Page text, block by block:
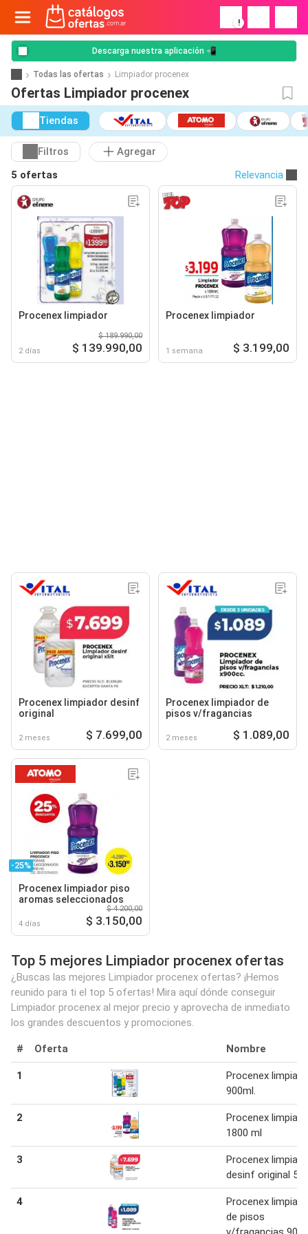
!
Descarga nuestra aplicación 📲
Todas las ofertas Limpiador procenex
Ofertas Limpiador procenex
Tiendas
Filtros
Agregar
5 ofertas
Relevancia
Procenex limpiador
2 días
$ 189.990,00
$ 139.990,00
Procenex limpiador
1 semana $ 3.199,00
Procenex limpiador desinf
original
2 meses $ 7.699,00
Procenex limpiador de
pisos v/fragancias
2 meses $ 1.089,00
-25%
Procenex limpiador piso
aromas seleccionados
4 días
$ 4.200,00
$ 3.150,00
Top 5 mejores Limpiador procenex ofertas
¿Buscas las mejores Limpiador procenex ofertas? ¡Hemos
reunido para ti el top 5 ofertas! Mira aquí dónde conseguir
Limpiador procenex al mejor precio y aprovecha de inmediato
los grandes descuentos y promociones.
# Oferta Nombre
1
Procenex
900ml.
2
Procenex
1800 ml
3
Procenex
desinf original 5 L
4
Procenex
de pisos